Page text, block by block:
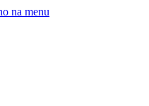
na menu